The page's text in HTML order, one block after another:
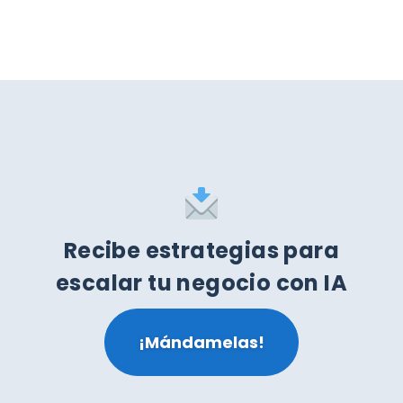
Recibe estrategias para
escalar tu negocio con IA
¡Mándamelas!